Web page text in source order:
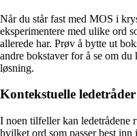
Når du står fast med MOS i
eksperimentere med ulike ord
allerede har. Prøv å bytte ut
andre bokstaver for å se om
løsning.
Kontekstuelle ledetråder
I noen tilfeller kan ledetrådene
hvilket ord som passer best